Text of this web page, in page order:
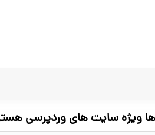
ها ویژه سایت های وردپرسی